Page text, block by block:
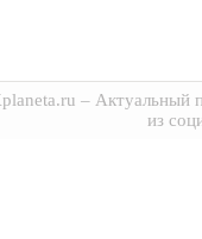
– Актуальный
из